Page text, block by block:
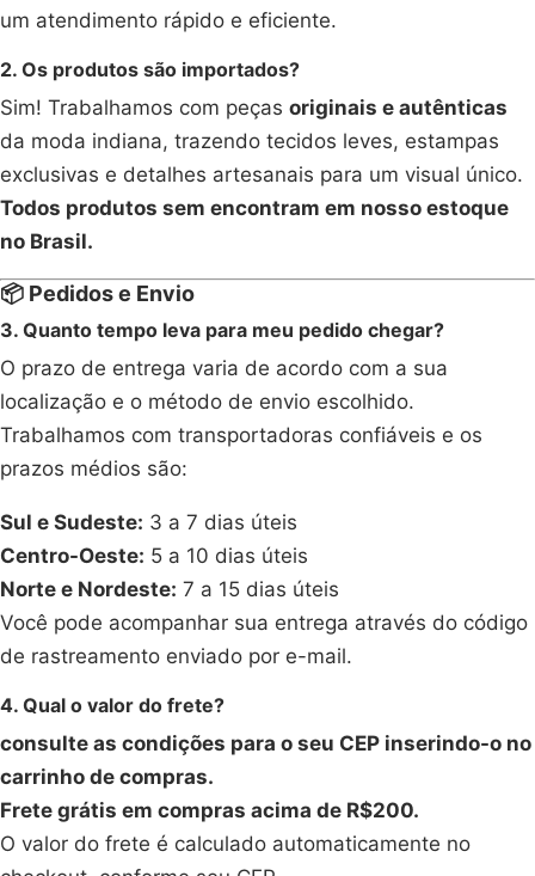
um atendimento rápido e eficiente.
2. Os produtos são importados?
Sim! Trabalhamos com peças originais e autênticas
da moda indiana, trazendo tecidos leves, estampas
exclusivas e detalhes artesanais para um visual único.
Todos produtos sem encontram em nosso estoque
no Brasil.
📦 Pedidos e Envio
3. Quanto tempo leva para meu pedido chegar?
O prazo de entrega varia de acordo com a sua
localização e o método de envio escolhido.
Trabalhamos com transportadoras confiáveis e os
prazos médios são:
Sul e Sudeste: 3 a 7 dias úteis
Centro-Oeste: 5 a 10 dias úteis
Norte e Nordeste: 7 a 15 dias úteis
Você pode acompanhar sua entrega através do código
de rastreamento enviado por e-mail.
4. Qual o valor do frete?
consulte as condições para o seu CEP inserindo-o no
carrinho de compras.
Frete grátis em compras acima de R$200.
O valor do frete é calculado automaticamente no